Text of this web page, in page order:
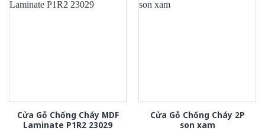
Cửa Gỗ Chống Cháy MDF
Laminate P1R2 23029
Cửa Gỗ Chống Cháy 2P
son xam